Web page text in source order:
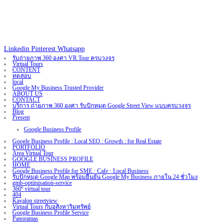
Linkedin Pinterest Whatsapp
รับถ่ายภาพ 360 องศา VR Tour ครบวงจร
Virtual Tours
CONTENT
ทดสอบ
local
Google My Business Trusted Provider
ABOUT US
CONTACT
บริการ ถ่ายภาพ 360 องศา รับปักหมุด Google Street View แบบครบวงจร
Blog
Present
Google Business Profile
Google Business Profile : Local SEO : Growth : for Real Estate
PORTFOLIO
Area Virtual Tour
GOOGLE BUSINESS PROFILE
HOME
Google Business Profile for SME · Cafe · Local Business
รับปักหมุด Google Map พร้อมยืนยัน Google My Business ภายใน 24 ชั่วโมง
gmb-optimisation-service
360º virtual tour
404
Kavalon streetview
Virtual Tours กับอสังหาริมทรัพย์
Google Business Profile Service
Panoramas